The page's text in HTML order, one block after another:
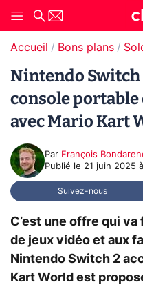
Accueil Bons plans
Nintendo Switch
console portable
avec Mario Kart
Par François
Publié le 21 juin 2025
Suivez-nous
C’est une offre qui
de jeux vidéo et aux
Nintendo Switch 2
Kart World est